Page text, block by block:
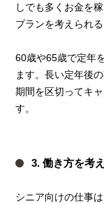
しでも多くお金を
プランを考えられる
60歳や65歳で定年
ます。長い定年後
期間を区切ってキ
す。
3. 働き方を考
シニア向けの仕事